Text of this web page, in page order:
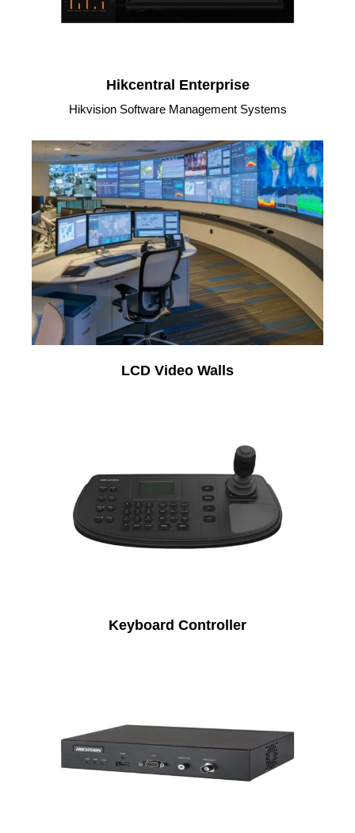
Hikcentral Enterprise
Hikvision Software Management Systems
LCD Video Walls
Keyboard Controller